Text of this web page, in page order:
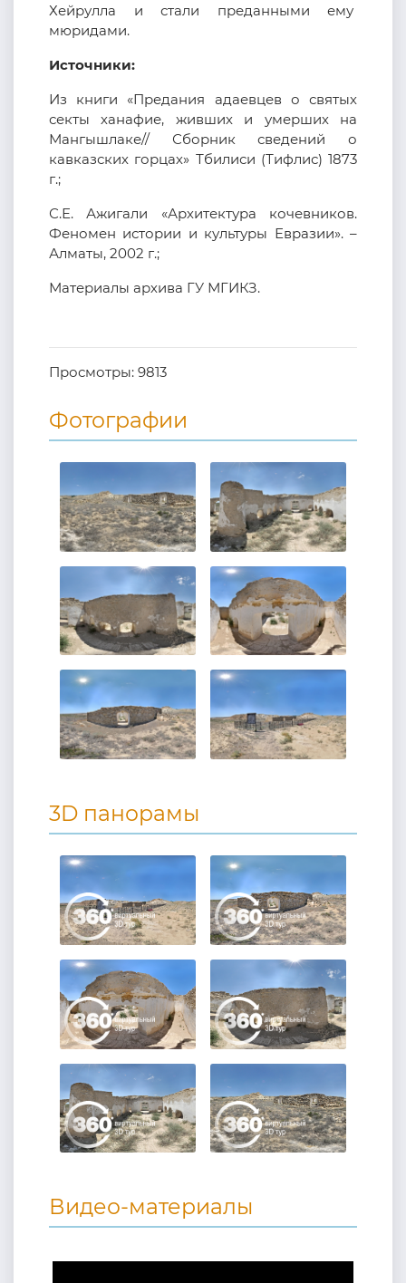
Хейрулла и стали преданными ему
мюридами.
Источники:
Из книги «Предания адаевцев о святых
секты ханафие, живших и умерших на
Мангышлаке// Сборник сведений о
кавказских горцах» Тбилиси (Тифлис) 1873
г.;
С.Е. Ажигали «Архитектура кочевников.
Феномен истории и культуры Евразии». –
Алматы, 2002 г.;
Материалы архива ГУ МГИКЗ.
Просмотры: 9813
Фотографии
3D панорамы
Видео-материалы